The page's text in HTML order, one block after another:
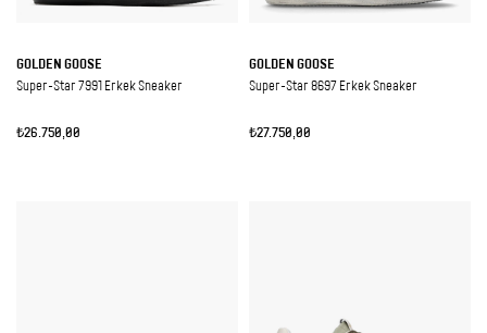
GOLDEN GOOSE
Super-Star 7991 Erkek Sneaker
₺26.750,00
GOLDEN GOOSE
Super-Star 8697 Erkek Sneaker
₺27.750,00